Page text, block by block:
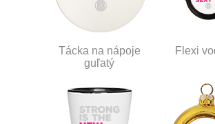
Tácka na nápoje
guľatý
Flexi